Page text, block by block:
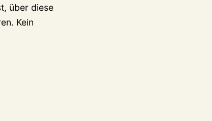
über diese
Kein